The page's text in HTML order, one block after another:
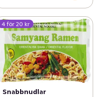
4 för 20 kr
Snabbnudlar